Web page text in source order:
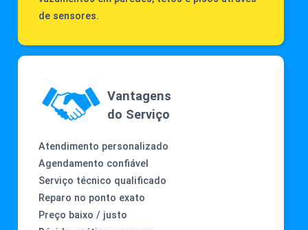
de sensores.
Vantagens
do Serviço
Atendimento personalizado
Agendamento confiável
Serviço técnico qualificado
Reparo no ponto exato
Preço baixo / justo